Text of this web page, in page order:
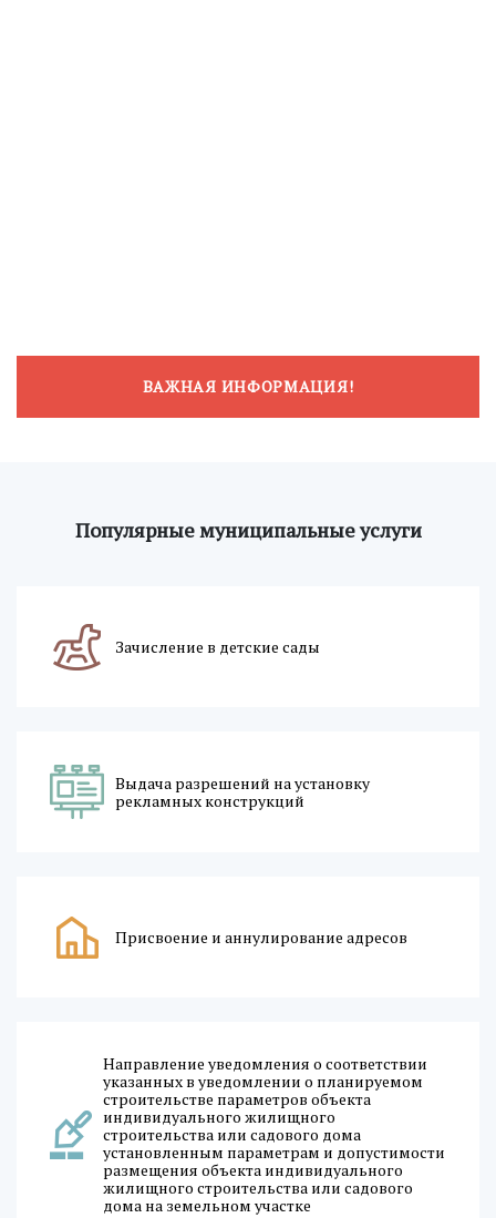
ВАЖНАЯ ИНФОРМАЦИЯ!
Популярные муниципальные услуги
Зачисление в детские сады
Выдача разрешений на установку
рекламных конструкций
Присвоение и аннулирование адресов
Направление уведомления о соответствии
указанных в уведомлении о планируемом
строительстве параметров объекта
индивидуального жилищного
строительства или садового дома
установленным параметрам и допустимости
размещения объекта индивидуального
жилищного строительства или садового
дома на земельном участке